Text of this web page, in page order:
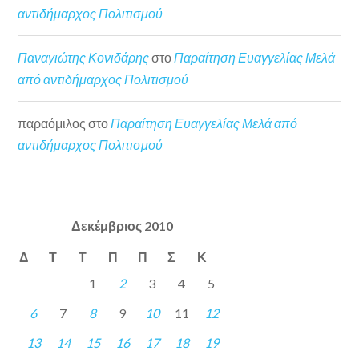
αντιδήμαρχος Πολιτισμού
Παναγιώτης ΚονιδάρηςστοΠαραίτηση Ευαγγελίας Μελά
από αντιδήμαρχος Πολιτισμού
παραόμιλος στοΠαραίτηση Ευαγγελίας Μελά από
αντιδήμαρχος Πολιτισμού
Δεκέμβριος 2010
Δ Τ Τ Π Π Σ Κ
1 2 3 4
5
6
7 8 9 10 11
12
13
14 15 16 17 18
19